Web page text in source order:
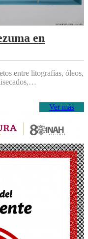
en
entre litografías, óleos,
Ver más